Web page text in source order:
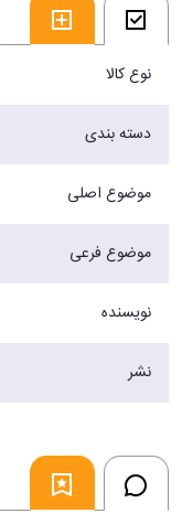
نوع کالا
دسته بندی
موضوع اصلی
موضوع فرعی
نویسنده
نشر